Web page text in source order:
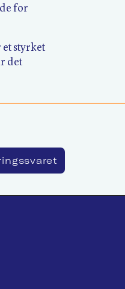
for
et styrket
det